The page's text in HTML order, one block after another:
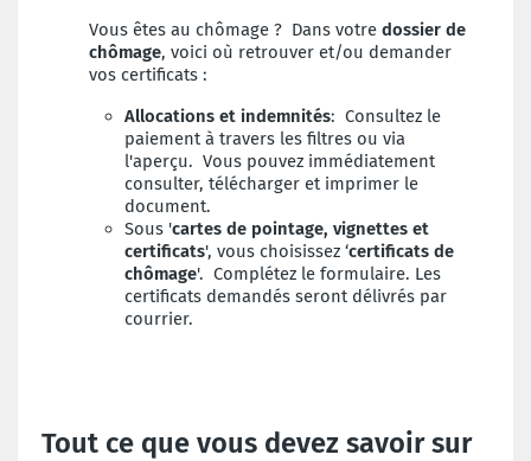
Vous êtes au chômage ? Dans votre dossier de
chômage, voici où retrouver et/ou demander
vos certificats :
Allocations et indemnités: Consultez le
paiement à travers les filtres ou via
l'aperçu. Vous pouvez immédiatement
consulter, télécharger et imprimer le
document.
Sous 'cartes de pointage, vignettes et
certificats', vous choisissez ‘certificats de
chômage'. Complétez le formulaire. Les
certificats demandés seront délivrés par
courrier.
Tout ce que vous devez savoir sur